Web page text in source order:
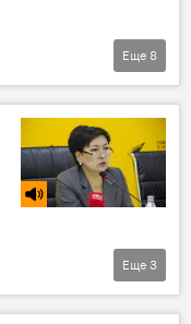
Происшествие с самолетом, совершавшим рейс Бишкек — Баткен
Еще 8
Еще 3